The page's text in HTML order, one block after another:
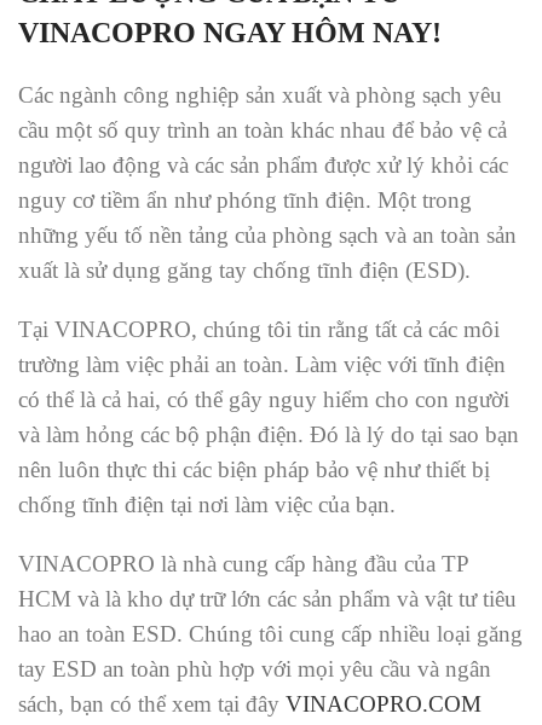
VINACOPRO NGAY HÔM NAY!
Các ngành công nghiệp sản xuất và phòng sạch yêu
cầu một số quy trình an toàn khác nhau để bảo vệ cả
người lao động và các sản phẩm được xử lý khỏi các
nguy cơ tiềm ẩn như phóng tĩnh điện. Một trong
những yếu tố nền tảng của phòng sạch và an toàn sản
xuất là sử dụng găng tay chống tĩnh điện (ESD).
Tại VINACOPRO, chúng tôi tin rằng tất cả các môi
trường làm việc phải an toàn. Làm việc với tĩnh điện
có thể là cả hai, có thể gây nguy hiểm cho con người
và làm hỏng các bộ phận điện. Đó là lý do tại sao bạn
nên luôn thực thi các biện pháp bảo vệ như thiết bị
chống tĩnh điện tại nơi làm việc của bạn.
VINACOPRO là nhà cung cấp hàng đầu của TP
HCM và là kho dự trữ lớn các sản phẩm và vật tư tiêu
hao an toàn ESD. Chúng tôi cung cấp nhiều loại găng
tay ESD an toàn phù hợp với mọi yêu cầu và ngân
sách, bạn có thể xem tại đây VINACOPRO.COM